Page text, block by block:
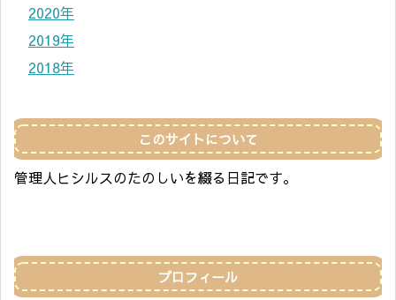
2020年
2019年
2018年
このサイトについて
管理人ヒシルスのたのしいを綴る日記です。
プロフィール